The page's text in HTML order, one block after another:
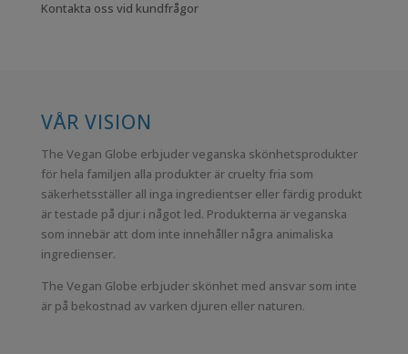
Kontakta oss vid kundfrågor
VÅR VISION
The Vegan Globe erbjuder veganska skönhetsprodukter
för hela familjen alla produkter är cruelty fria som
säkerhetsställer all inga ingredientser eller färdig produkt
är testade på djur i något led. Produkterna är veganska
som innebär att dom inte innehåller några animaliska
ingredienser.
The Vegan Globe erbjuder skönhet med ansvar som inte
är på bekostnad av varken djuren eller naturen.